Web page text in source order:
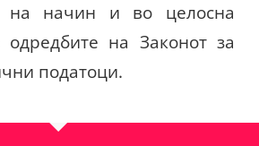
на начин и во целосна
одредбите на Законот за
податоци.